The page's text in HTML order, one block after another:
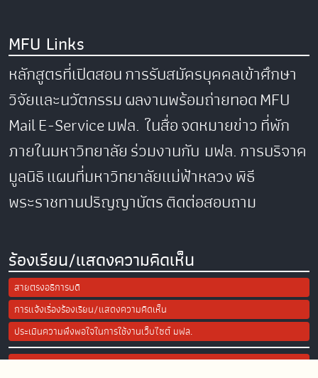
MFU Links
หลักสูตรที่เปิดสอนการรับสมัครบุคคลเข้าศึกษา
วิจัยและนวัตกรรมผลงานพร้อมถ่ายทอดMFU
MailE-Serviceมฟล. ในสื่อจดหมายข่าวที่พัก
ภายในมหาวิทยาลัยร่วมงานกับ มฟล.การบริจาค
มูลนิธิแผนที่มหาวิทยาลัยแม่ฟ้าหลวงพิธี
พระราชทานปริญญาบัตรติดต่อสอบถาม
ร้องเรียน/แสดงความคิดเห็น
สายตรงอธิการบดี
การแจ้งเรื่องร้องเรียน/แสดงความคิดเห็น
ประเมินความพึงพอใจในการใช้งานเว็บไซต์ มฟล.
Site Map